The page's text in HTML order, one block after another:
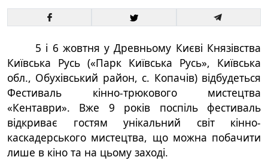
5 і 6 жовтня у Древньому Києві Князівства
Київська Русь («Парк Київська Русь», Київська
обл., Обухівський район, с. Копачів) відбудеться
Фестиваль кінно-трюкового мистецтва
«Кентаври». Вже 9 років поспіль фестиваль
відкриває гостям унікальний світ кінно-
каскадерського мистецтва, що можна побачити
лише в кіно та на цьому заході.